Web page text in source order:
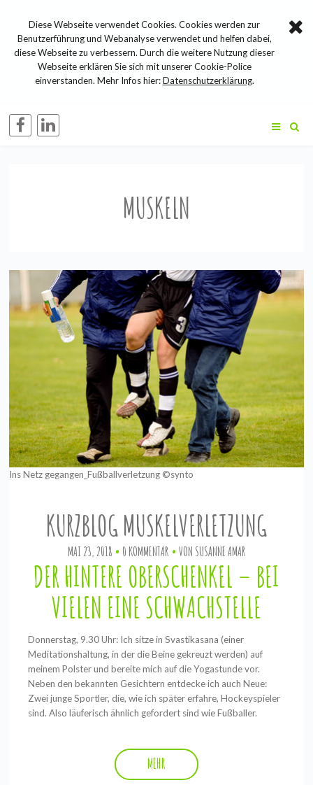
MUSKELN
Ins Netz gegangen_Fußballverletzung ©synto
KURZBLOG MUSKELVERLETZUNG
MAI 23, 2018 0 KOMMENTAR VON SUSANNE AMAR
DER HINTERE OBERSCHENKEL – BEI
VIELEN EINE SCHWACHSTELLE
Donnerstag, 9.30 Uhr: Ich sitze in Svastikasana (einer
Meditationshaltung, in der die Beine gekreuzt werden) auf
meinem Polster und bereite mich auf die Yogastunde vor.
Neben den bekannten Gesichtern entdecke ich auch Neue:
Zwei junge Sportler, die, wie ich später erfahre, Hockeyspieler
sind. Also läuferisch ähnlich gefordert sind wie Fußballer.
MEHR
Diese Webseite verwendet Cookies. Cookies werden zur
Benutzerführung und Webanalyse verwendet und helfen dabei,
diese Webseite zu verbessern. Durch die weitere Nutzung dieser
Webseite erklären Sie sich mit unserer Cookie-Police
einverstanden. Mehr Infos hier:Datenschutzerklärung.